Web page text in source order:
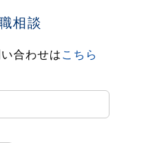
相談
合わせは こちら